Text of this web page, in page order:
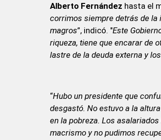
Alberto Fernández hasta el
corrimos siempre detrás de la
magros”, indicó. "Este
riqueza, tiene que encarar de
lastre de la deuda externa y
“Hubo un presidente que
desgastó. No estuvo a la
en la pobreza. Los
macrismo y no pudimos